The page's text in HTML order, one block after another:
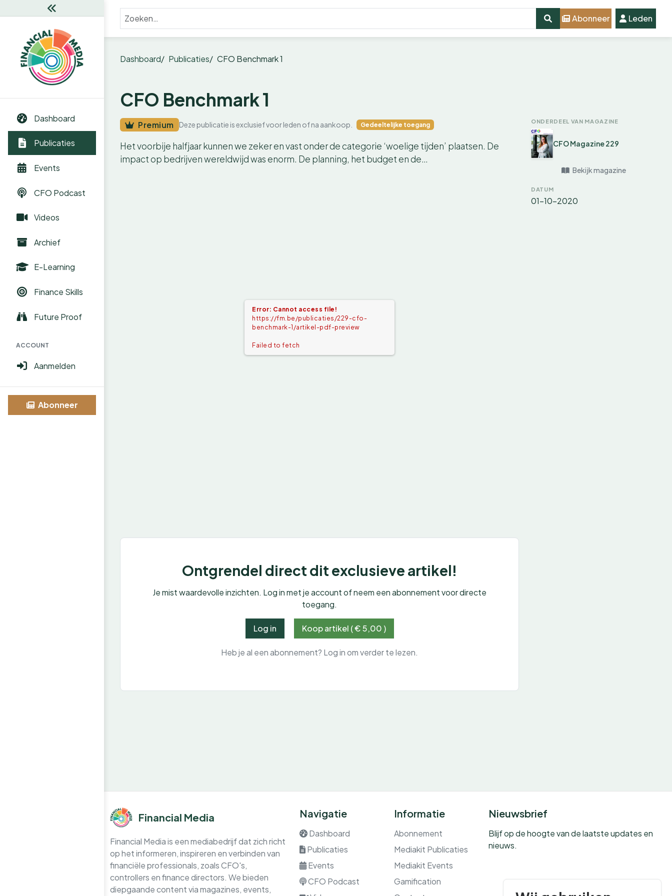
Dashboard
Publicaties
Events
CFO Podcast
Videos
Archief
E-Learning
Finance Skills
Future Proof
ACCOUNT
Aanmelden
Abonneer
Abonneer Leden
Dashboard Publicaties CFO Benchmark 1
CFO Benchmark 1
Premium Deze publicatie is exclusief voor leden of na aankoop. Gedeeltelijke toegang
Het voorbije halfjaar kunnen we zeker en vast onder de categorie ‘woelige tijden’ plaatsen. De
impact op bedrijven wereldwijd was enorm. De planning, het budget en de…
Error: Cannot access file!
https://fm.be/publicaties/229-cfo-
benchmark-1/artikel-pdf-preview
Failed to fetch
Ontgrendel direct dit exclusieve artikel!
Je mist waardevolle inzichten. Log in met je account of neem een abonnement voor directe
toegang.
Log in Koop artikel ( € 5,00 )
Heb je al een abonnement? Log in om verder te lezen.
ONDERDEEL VAN MAGAZINE
CFO Magazine 229
Bekijk magazine
DATUM
01-10-2020
Financial Media
Financial Media is een mediabedrijf dat zich richt
op het informeren, inspireren en verbinden van
financiële professionals, zoals CFO's,
controllers en finance directors. We bieden
diepgaande content via magazines, events,
Navigatie
Dashboard
Publicaties
Events
CFO Podcast
Informatie
Abonnement
Mediakit Publicaties
Mediakit Events
Gamification
Nieuwsbrief
Blijf op de hoogte van de laatste updates en
nieuws.